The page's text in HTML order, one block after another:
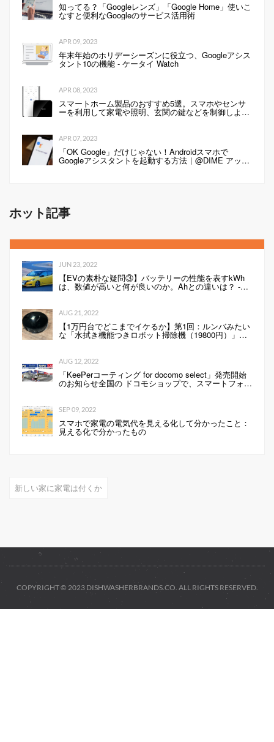
知ってる？「Googleレンズ」「Google Home」使いこ
なすと便利なGoogleのサービス活用術
APR 09, 2023
年末年始のホリデーシーズンに役立つ、Googleアシス
タント10の機能 - ケータイ Watch
APR 08, 2023
スマートホーム製品のおすすめ5選。スマホやセンサ
ーを利用して家電や照明、玄関の鍵などを制御しよ
APR 07, 2023
「OK Google」だけじゃない！Androidスマホで
Googleアシスタントを起動する方法｜@DIME アット
ホット記事
JUN 23, 2022
【EVの素朴な疑問③】バッテリーの性能を表すkWh
は、数値が高いと何が良いのか。Ahとの違いは？ -
AUG 21, 2022
【1万円台でどこまでイケるか】第1回：ルンバみたい
な「水拭き機能つきロボット掃除機（19800円）」の
AUG 12, 2022
「KeePerコーティング for docomo select」発売開始
のお知らせ全国の ドコモショップで、スマートフォン
SEP 09, 2022
スマホで家電の電気代を見える化して分かったこと：
見える化で分かったもの
新しい家に家電は付くか
COPYRIGHT © 2023 DISHWASHERBRANDS.CO. ALL RIGHTS RESERVED.